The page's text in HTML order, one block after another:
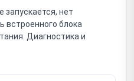
порт)
запускается, нет
встроенного блока
Диагностика и